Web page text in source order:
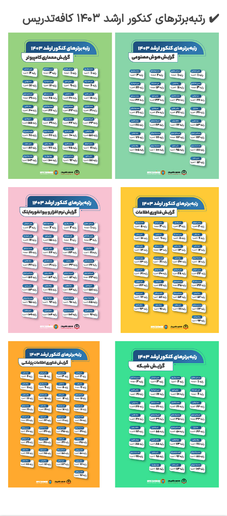
✔️ رتبه‌برترهای کنکور ارشد ۱۴۰۳ کافه‌تدریس